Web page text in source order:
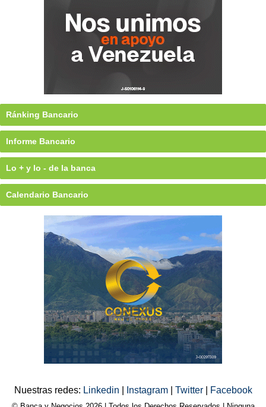
Ránking Bancario
Informe Bancario
Lo + y lo - de la banca
Calendario Bancario
Nuestras redes: Linkedin Instagram Twitter Facebook